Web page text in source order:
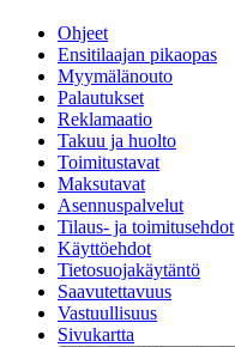
Ohjeet
Ensitilaajan pikaopas
Myymälänouto
Palautukset
Reklamaatio
Takuu ja huolto
Toimitustavat
Maksutavat
Asennuspalvelut
Tilaus- ja toimitusehdot
Käyttöehdot
Tietosuojakäytäntö
Saavutettavuus
Vastuullisuus
Sivukartta